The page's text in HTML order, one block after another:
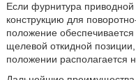
Если фурнитура
конструкцию для
положение
щелевой откидной
положении располагается